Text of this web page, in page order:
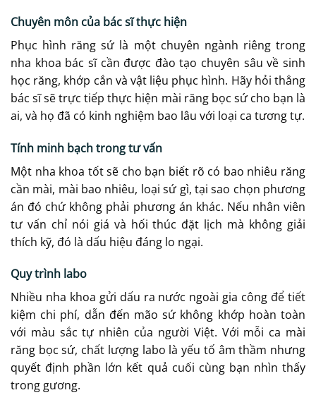
Chuyên môn của bác sĩ thực hiện
Phục hình răng sứ là một chuyên ngành riêng trong
nha khoa bác sĩ cần được đào tạo chuyên sâu về sinh
học răng, khớp cắn và vật liệu phục hình. Hãy hỏi thẳng
bác sĩ sẽ trực tiếp thực hiện mài răng bọc sứ cho bạn là
ai, và họ đã có kinh nghiệm bao lâu với loại ca tương tự.
Tính minh bạch trong tư vấn
Một nha khoa tốt sẽ cho bạn biết rõ có bao nhiêu răng
cần mài, mài bao nhiêu, loại sứ gì, tại sao chọn phương
án đó chứ không phải phương án khác. Nếu nhân viên
tư vấn chỉ nói giá và hối thúc đặt lịch mà không giải
thích kỹ, đó là dấu hiệu đáng lo ngại.
Quy trình labo
Nhiều nha khoa gửi dấu ra nước ngoài gia công để tiết
kiệm chi phí, dẫn đến mão sứ không khớp hoàn toàn
với màu sắc tự nhiên của người Việt. Với mỗi ca mài
răng bọc sứ, chất lượng labo là yếu tố âm thầm nhưng
quyết định phần lớn kết quả cuối cùng bạn nhìn thấy
trong gương.